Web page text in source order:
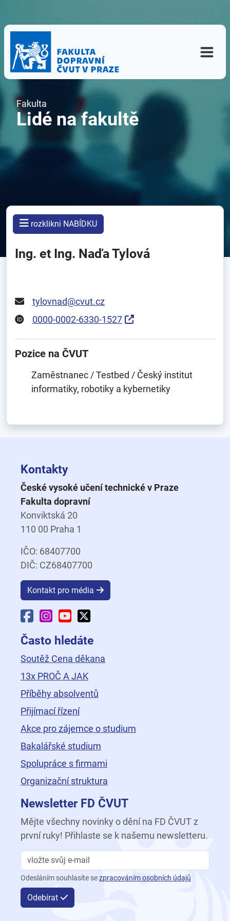
Fakulta
Lidé na fakultě
rozklikni NABÍDKU
Ing. et Ing. Naďa Tylová
tylovnad@cvut.cz
0000-0002-6330-1527
Pozice na ČVUT
Zaměstnanec / Testbed / Český institut
informatiky, robotiky a kybernetiky
Kontakty
České vysoké učení technické v Praze
Fakulta dopravní
Konviktská 20
110 00 Praha 1
IČO: 68407700
DIČ: CZ68407700
Kontakt pro média
Facebook Fakulty dopravní
Instagram Fakulty dopravní
YouTube Fakulty dopravní
Často hledáte
Soutěž Cena děkana
13x PROČ A JAK
Příběhy absolventů
Přijímací řízení
Akce pro zájemce o studium
Bakalářské studium
Spolupráce s firmami
Organizační struktura
Newsletter FD ČVUT
Mějte všechny novinky o dění na FD ČVUT z
první ruky! Přihlaste se k našemu newsletteru.
Odesláním souhlasíte sezpracováním osobních údajů
Odebírat